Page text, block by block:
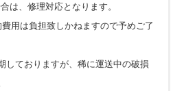
は、修理対応となります。
用は負担致しかねますので予めご了
しておりますが、稀に運送中の破損